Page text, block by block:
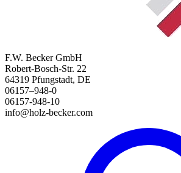
F.W. Becker GmbH
Robert-Bosch-Str. 22
64319 Pfungstadt, DE
06157–948-0
06157-948-10
info@holz-becker.com